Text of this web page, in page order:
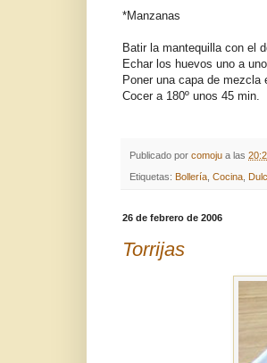
*Manzanas
Batir la mantequilla con el
Echar los huevos uno a
Poner una capa de mezcla
Cocer a 180º unos 45 min.
Publicado por comoju a las
Etiquetas: Bollería Cocina
26 de febrero de 2006
Torrijas